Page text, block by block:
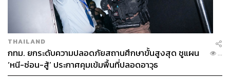
THAILAND
กทม. ยกระดับความปลอดภัยสถานศึกษาขั้นสูงสุด ชูแผน
‘หนี-ซ่อน-สู้’ ประกาศคุมเข้มพื้นที่ปลอดอาวุธ
...